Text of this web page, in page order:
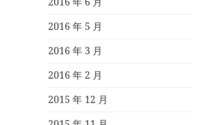
2016 年 5 月
2016 年 3 月
2016 年 2 月
2015 年 12 月